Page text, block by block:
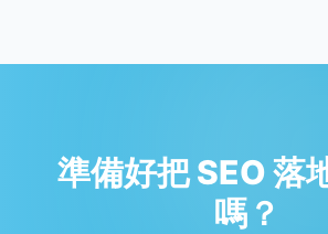
準備好把 SEO 落
嗎？